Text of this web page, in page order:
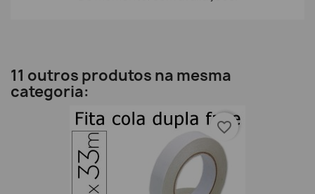
11 outros produtos na mesma
categoria:
favorite_border